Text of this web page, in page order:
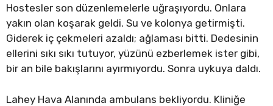
Hostesler son düzenlemelerle uğraşıyordu. Onlara
yakın olan koşarak geldi. Su ve kolonya getirmişti.
Giderek iç çekmeleri azaldı; ağlaması bitti. Dedesinin
ellerini sıkı sıkı tutuyor, yüzünü ezberlemek ister gibi,
bir an bile bakışlarını ayırmıyordu. Sonra uykuya daldı.
Lahey Hava Alanında ambulans bekliyordu. Kliniğe